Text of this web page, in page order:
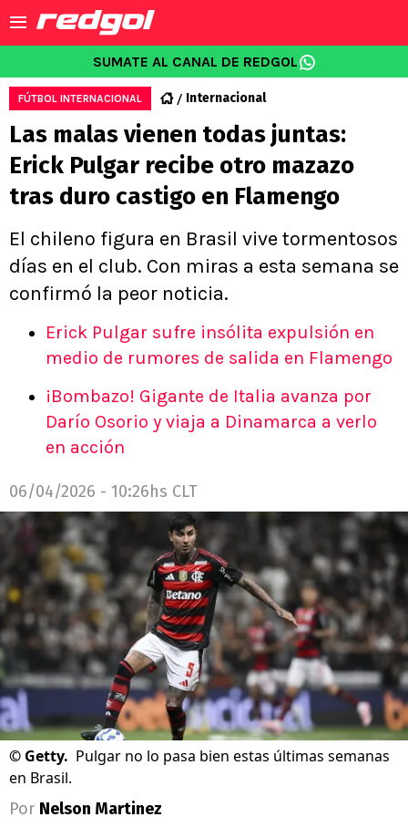
SUMATE AL CANAL DE REDGOL
FÚTBOL INTERNACIONAL Internacional
Las malas vienen todas juntas:
Erick Pulgar recibe otro mazazo
tras duro castigo en Flamengo
El chileno figura en Brasil vive tormentosos
días en el club. Con miras a esta semana se
confirmó la peor noticia.
Erick Pulgar sufre insólita expulsión en
medio de rumores de salida en Flamengo
¡Bombazo! Gigante de Italia avanza por
Darío Osorio y viaja a Dinamarca a verlo
en acción
06/04/2026 - 10:26hs CLT
© Getty. Pulgar no lo pasa bien estas últimas semanas
en Brasil.
Por Nelson Martinez